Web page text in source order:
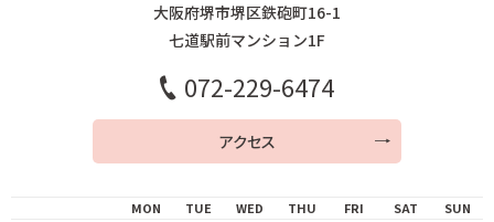
大阪府堺市堺区鉄砲町16-1
七道駅前マンション1F
072-229-6474
アクセス
MON TUE WED THU FRI SAT SUN